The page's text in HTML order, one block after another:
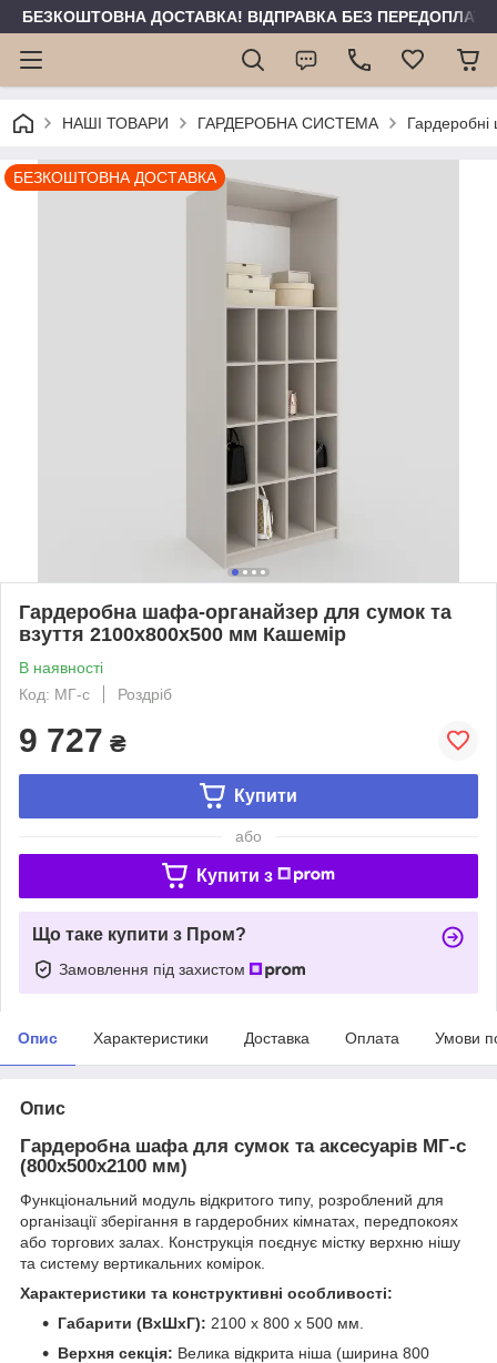
БЕЗКОШТОВНА ДОСТАВКА! ВІДПРАВКА БЕЗ ПЕРЕДОПЛАТИ
НАШІ ТОВАРИ ГАРДЕРОБНА СИСТЕМА
БЕЗКОШТОВНА ДОСТАВКА
Гардеробна шафа-органайзер для сумок та
взуття 2100х800х500 мм Кашемір
В наявності
Код: МГ-с
Роздріб
9 727 ₴
Купити
або
Купити з
Що таке купити з Пром?
Замовлення під захистом
Опис Характеристики Доставка Оплата Умови
Опис
Гардеробна шафа для сумок та аксесуарів МГ-с
(800х500х2100 мм)
Функціональний модуль відкритого типу, розроблений для
організації зберігання в гардеробних кімнатах, передпокоях
або торгових залах. Конструкція поєднує містку верхню нішу
та систему вертикальних комірок.
Характеристики та конструктивні особливості:
Габарити (ВхШхГ): 2100 х 800 х 500 мм.
Верхня секція: Велика відкрита ніша (ширина 800